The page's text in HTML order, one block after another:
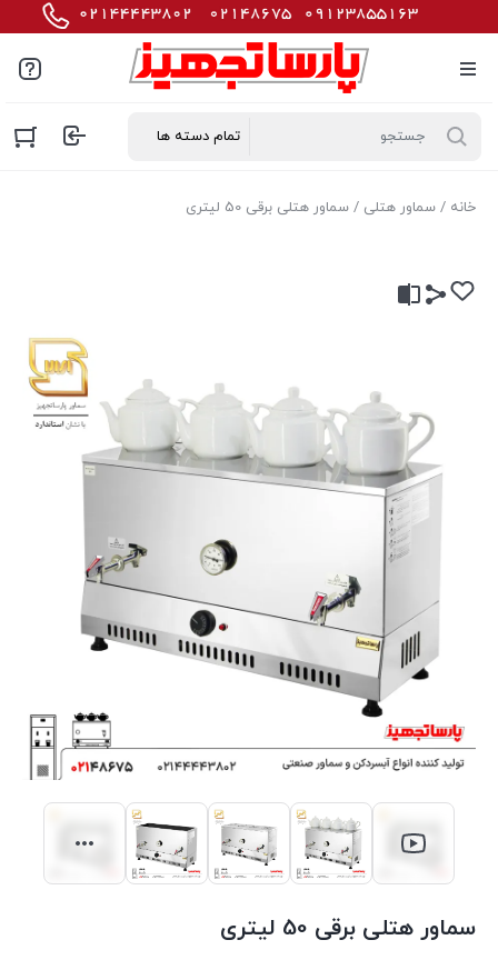
خانه / سماور هتلی / سماور هتلی برقی 50 لیتری
سماور هتلی برقی 50 لیتری